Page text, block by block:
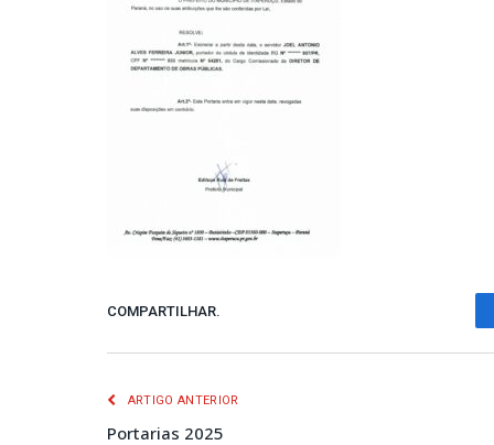
COMPARTILHAR.
ARTIGO ANTERIOR
Portarias 2025